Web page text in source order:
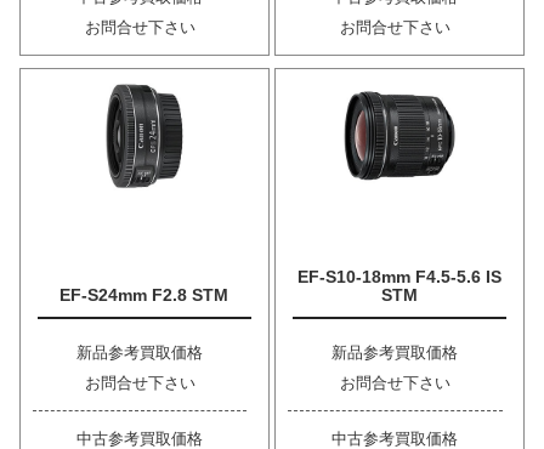
お問合せ下さい
お問合せ下さい
EF-S24mm F2.8 STM
新品参考買取価格
お問合せ下さい
中古参考買取価格
EF-S10-18mm F4.5-5.6 IS
STM
新品参考買取価格
お問合せ下さい
中古参考買取価格